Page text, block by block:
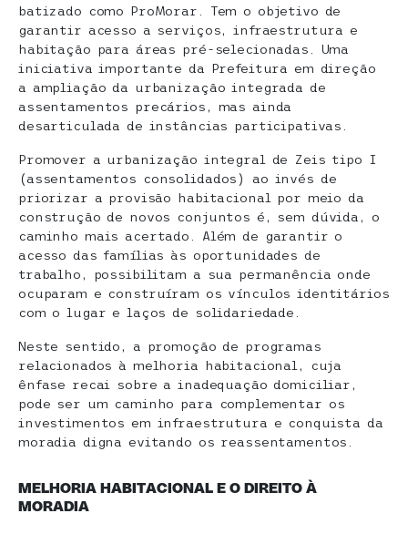
batizado como ProMorar. Tem o objetivo de
garantir acesso a serviços, infraestrutura e
habitação para áreas pré-selecionadas. Uma
iniciativa importante da Prefeitura em direção
a ampliação da urbanização integrada de
assentamentos precários, mas ainda
desarticulada de instâncias participativas.
Promover a urbanização integral de Zeis tipo I
(assentamentos consolidados) ao invés de
priorizar a provisão habitacional por meio da
construção de novos conjuntos é, sem dúvida, o
caminho mais acertado. Além de garantir o
acesso das famílias às oportunidades de
trabalho, possibilitam a sua permanência onde
ocuparam e construíram os vínculos identitários
com o lugar e laços de solidariedade.
Neste sentido, a promoção de programas
relacionados à melhoria habitacional, cuja
ênfase recai sobre a inadequação domiciliar,
pode ser um caminho para complementar os
investimentos em infraestrutura e conquista da
moradia digna evitando os reassentamentos.
MELHORIA HABITACIONAL E O DIREITO À
MORADIA